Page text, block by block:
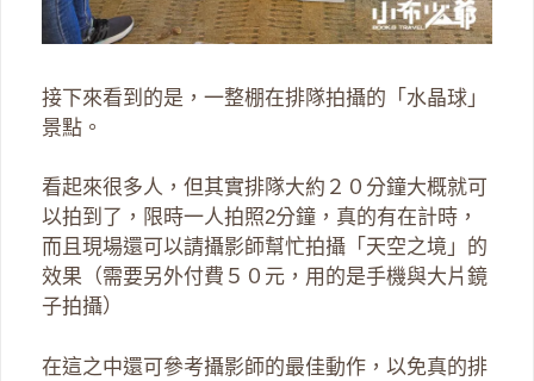
接下來看到的是，一整棚在排隊拍攝的「水晶球」
景點。
看起來很多人，但其實排隊大約２０分鐘大概就可
以拍到了，限時一人拍照2分鐘，真的有在計時，
而且現場還可以請攝影師幫忙拍攝「天空之境」的
效果（需要另外付費５０元，用的是手機與大片鏡
子拍攝）
在這之中還可參考攝影師的最佳動作，以免真的排